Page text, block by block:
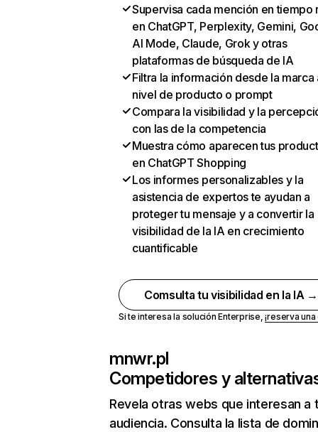
Supervisa cada mención en tiempo
en ChatGPT, Perplexity, Gemini,
AI Mode, Claude, Grok y otras
plataformas de búsqueda de IA
Filtra la información desde la marca
nivel de producto o prompt
Compara la visibilidad y la
con las de la competencia
Muestra cómo aparecen tus
en ChatGPT Shopping
Los informes personalizables y la
asistencia de expertos te ayudan a
proteger tu mensaje y a convertir la
visibilidad de la IA en crecimiento
cuantificable
Comsulta tu visibilidad en la IA →
Si te interesa la solución Enterprise,¡reserva
mnwr.pl
Competidores y
Revela otras webs que interesan a
audiencia. Consulta la lista de